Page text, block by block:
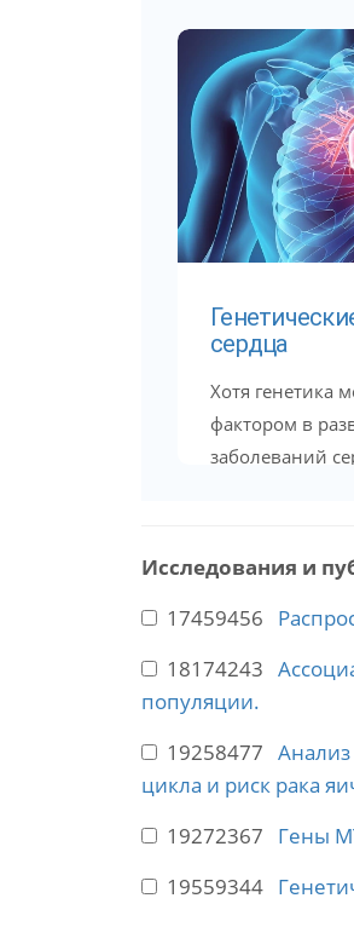
сердца
Хотя генетика
фактором в
заболеваний
Исследования и
17459456
18174243
популяции.
19258477
цикла и риск рака
19272367 Гены
19559344